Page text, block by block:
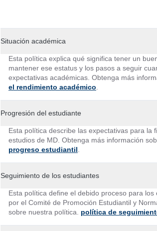
Situación académica
Esta política explica qué significa tener un
mantener ese estatus y los pasos a seguir
expectativas académicas. Obtenga más
el rendimiento académico
Progresión del estudiante
Esta política describe las expectativas para la
estudios de MD. Obtenga más información
progreso estudiantil
Seguimiento de los estudiantes
Esta política define el debido proceso para
por el Comité de Promoción Estudiantil y
sobre nuestra política. política de